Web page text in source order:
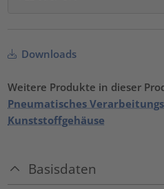
Downloads
Weitere Produkte in dieser
Pneumatisches
Kunststoffgehäuse
Basisdaten